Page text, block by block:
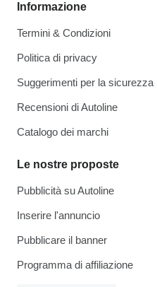
Informazione
Termini & Condizioni
Politica di privacy
Suggerimenti per la sicurezza
Recensioni di Autoline
Catalogo dei marchi
Le nostre proposte
Pubblicità su Autoline
Inserire l'annuncio
Pubblicare il banner
Programma di affiliazione